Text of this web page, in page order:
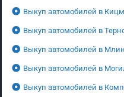
Выкуп автомобилей в
Выкуп автомобилей в
Выкуп автомобилей в
Выкуп автомобилей в
Выкуп автомобилей в